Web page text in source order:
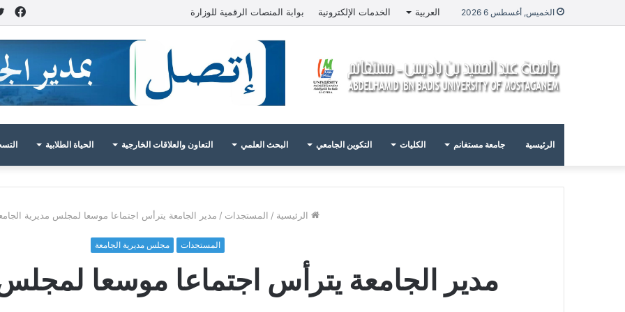
الخميس, أغسطس 6 2026 العربية الخدمات الإلكترونية بوابة المنصات الرقمية للوزارة
الرئيسية جامعة مستغانم الكليات التكوين الجامعي البحث العلمي التعاون والعلاقات الخارجية الحياة الطلابية
الرئيسية / المستجدات / مدير الجامعة يترأس اجتماعا موسعا لمجلس مديرية
المستجدات مجلس مديرية الجامعة
مدير الجامعة يترأس اجتماعا موسعا